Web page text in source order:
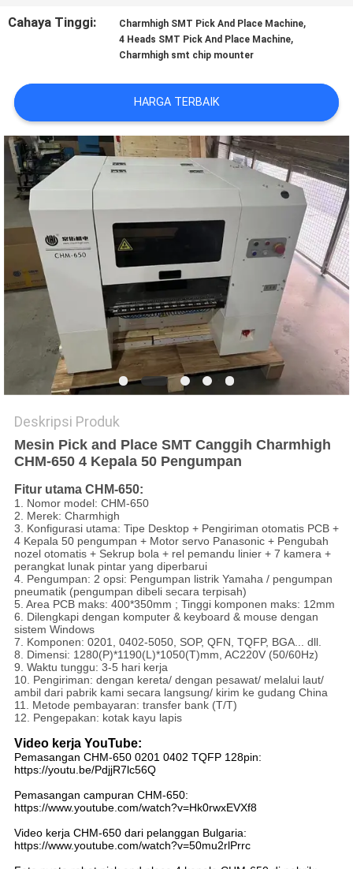
SHOPPING
PETA
SITUS
KEBIJAKAN
PRIVASI
Cahaya Tinggi:
Charmhigh SMT Pick And Place Machine,
4 Heads SMT Pick And Place Machine,
Charmhigh smt chip mounter
HARGA TERBAIK
Deskripsi Produk
Mesin Pick and Place SMT Canggih Charmhigh
CHM-650 4 Kepala 50 Pengumpan
Fitur utama CHM-650:
1. Nomor model: CHM-650
2. Merek: Charmhigh
3. Konfigurasi utama: Tipe Desktop + Pengiriman otomatis PCB +
4 Kepala 50 pengumpan + Motor servo Panasonic + Pengubah
nozel otomatis + Sekrup bola + rel pemandu linier + 7 kamera +
perangkat lunak pintar yang diperbarui
4. Pengumpan: 2 opsi: Pengumpan listrik Yamaha / pengumpan
pneumatik (pengumpan dibeli secara terpisah)
5. Area PCB maks: 400*350mm ; Tinggi komponen maks: 12mm
6. Dilengkapi dengan komputer & keyboard & mouse dengan
sistem Windows
7. Komponen: 0201, 0402-5050, SOP, QFN, TQFP, BGA... dll.
8. Dimensi: 1280(P)*1190(L)*1050(T)mm, AC220V (50/60Hz)
9. Waktu tunggu: 3-5 hari kerja
10. Pengiriman: dengan kereta/ dengan pesawat/ melalui laut/
ambil dari pabrik kami secara langsung/ kirim ke gudang China
11. Metode pembayaran: transfer bank (T/T)
12. Pengepakan: kotak kayu lapis
Video kerja YouTube:
Pemasangan CHM-650 0201 0402 TQFP 128pin:
https://youtu.be/PdjjR7lc56Q
Pemasangan campuran CHM-650:
https://www.youtube.com/watch?v=Hk0rwxEVXf8
Video kerja CHM-650 dari pelanggan Bulgaria:
https://www.youtube.com/watch?v=50mu2rlPrrc